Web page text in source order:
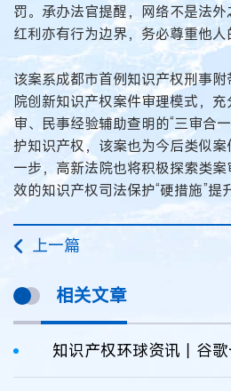
罚。承办法官提醒，网络不是法
红利亦有行为边界，务必尊重他
该案系成都市首例知识产权刑事
院创新知识产权案件审理模式，
审、民事经验辅助查明的“三审合
护知识产权，该案也为今后类似
一步，高新法院也将积极探索类
效的知识产权司法保护“硬措施”提
上一篇
相关文章